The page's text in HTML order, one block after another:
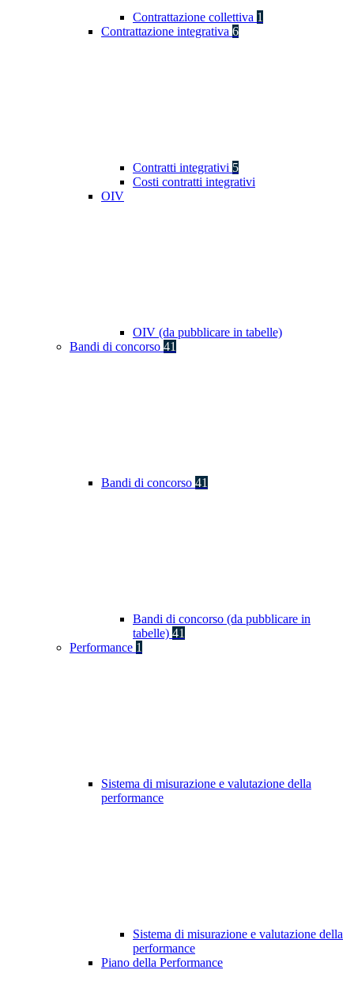
Contrattazione collettiva 1
Contrattazione integrativa 6
Contratti integrativi 5
Costi contratti integrativi
OIV
OIV (da pubblicare in tabelle)
Bandi di concorso 41
Bandi di concorso 41
Bandi di concorso (da pubblicare in
tabelle) 41
Performance 1
Sistema di misurazione e valutazione della
performance
Sistema di misurazione e valutazione della
performance
Piano della Performance